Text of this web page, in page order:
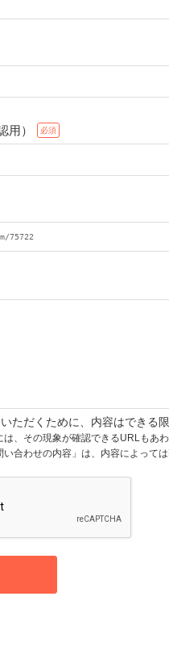
用）
ただくために、内容はできる
、その現象が確認できるURLもあわ
合わせの内容」は、内容によって